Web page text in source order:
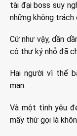
tài đại boss suy
những không trách
Cứ như vậy, dần
cô thư ký nhỏ đã
Hai người vì thế
mạn.
Và một tình yêu
mấy thứ gọi là